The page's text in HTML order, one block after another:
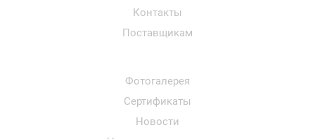
Контакты
Поставщикам
Фотогалерея
Сертификаты
Новости